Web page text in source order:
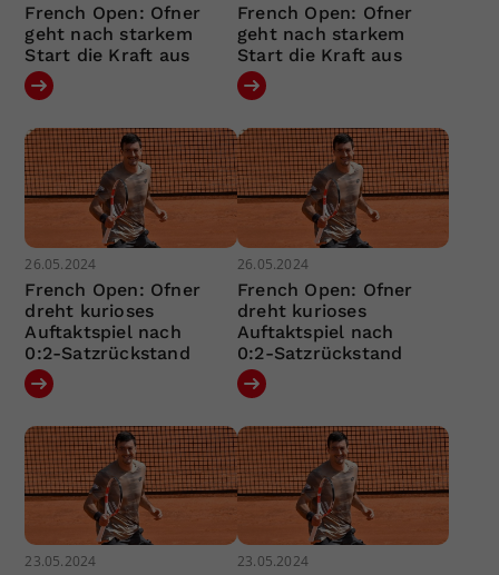
French Open: Ofner
geht nach starkem
Start die Kraft aus
French Open: Ofner
geht nach starkem
Start die Kraft aus
26.05.2024
French Open: Ofner
dreht kurioses
Auftaktspiel nach
0:2-Satzrückstand
26.05.2024
French Open: Ofner
dreht kurioses
Auftaktspiel nach
0:2-Satzrückstand
23.05.2024 23.05.2024